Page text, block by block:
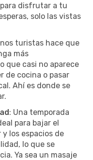
disfrutar a tu
solo las vistas
turistas hace que
más
que casi no aparece
de cocina o pasar
Ahí es donde se
: Una temporada
para bajar el
los espacios de
lo que se
Ya sea un masaje